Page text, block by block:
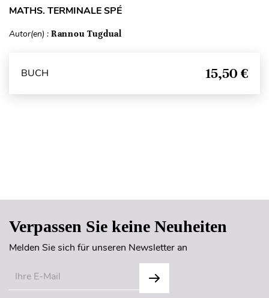
MATHS. TERMINALE SPÉ
Autor(en) : Rannou Tugdual
BUCH 15,50 €
Verpassen Sie keine Neuheiten
Melden Sie sich für unseren Newsletter an